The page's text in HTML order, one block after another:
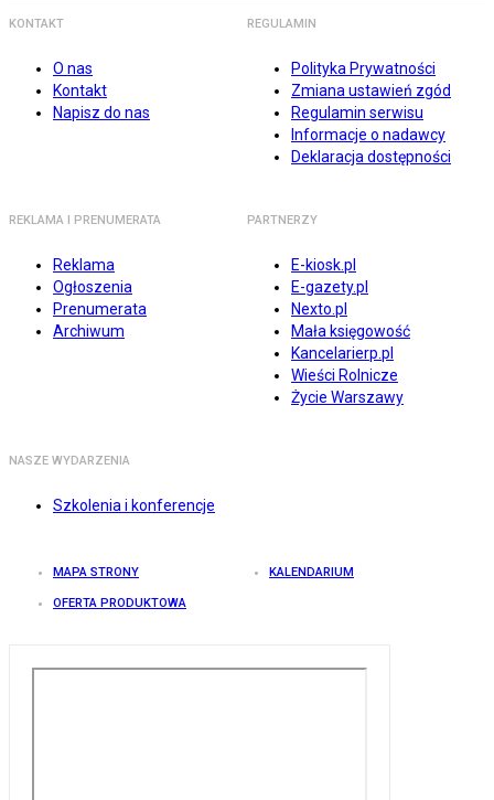
KONTAKT
O nas
Kontakt
Napisz do nas
REGULAMIN
Polityka Prywatności
Zmiana ustawień zgód
Regulamin serwisu
Informacje o nadawcy
Deklaracja dostępności
REKLAMA I PRENUMERATA
Reklama
Ogłoszenia
Prenumerata
Archiwum
PARTNERZY
E-kiosk.pl
E-gazety.pl
Nexto.pl
Mała księgowość
Kancelarierp.pl
Wieści Rolnicze
Życie Warszawy
NASZE WYDARZENIA
Szkolenia i konferencje
MAPA STRONY KALENDARIUM
OFERTA PRODUKTOWA